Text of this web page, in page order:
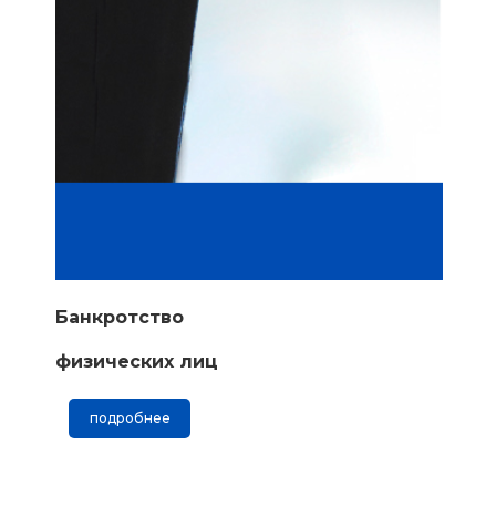
Банкротство
физических лиц
подробнее